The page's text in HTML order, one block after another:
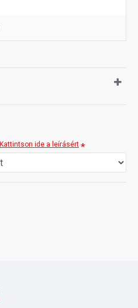
Kattintson ide a leírásért